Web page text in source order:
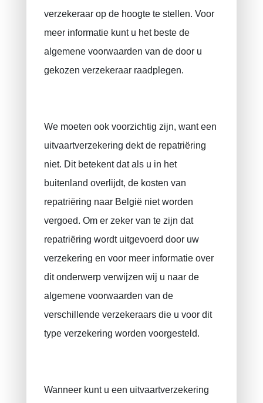
verzekeraar op de hoogte te stellen. Voor
meer informatie kunt u het beste de
algemene voorwaarden van de door u
gekozen verzekeraar raadplegen.
We moeten ook voorzichtig zijn, want een
uitvaartverzekering dekt de repatriëring
niet. Dit betekent dat als u in het
buitenland overlijdt, de kosten van
repatriëring naar België niet worden
vergoed. Om er zeker van te zijn dat
repatriëring wordt uitgevoerd door uw
verzekering en voor meer informatie over
dit onderwerp verwijzen wij u naar de
algemene voorwaarden van de
verschillende verzekeraars die u voor dit
type verzekering worden voorgesteld.
Wanneer kunt u een uitvaartverzekering